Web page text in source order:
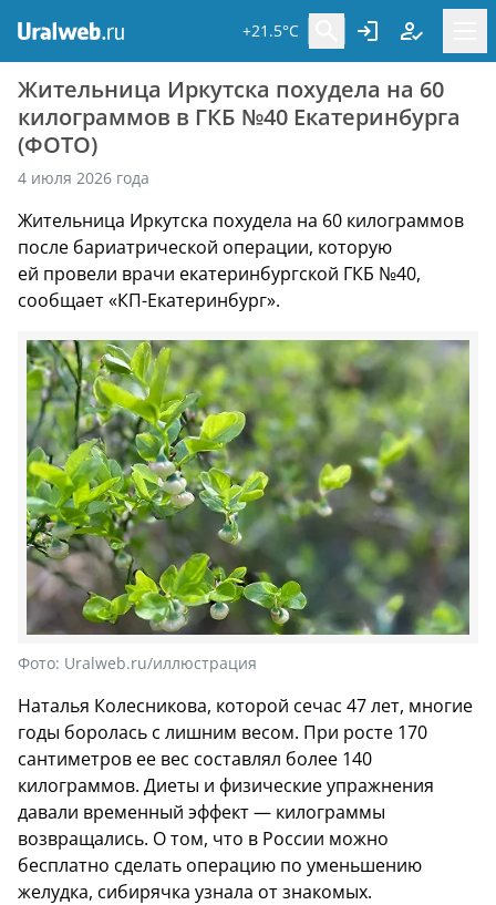
+21.5°C
Жительница Иркутска похудела на 60
килограммов в ГКБ №40 Екатеринбурга
(ФОТО)
4 июля 2026 года
Жительница Иркутска похудела на 60 килограммов
после бариатрической операции, которую
ей провели врачи екатеринбургской ГКБ №40,
сообщает «КП-Екатеринбург».
Фото: Uralweb.ru/иллюстрация
Наталья Колесникова, которой сечас 47 лет, многие
годы боролась с лишним весом. При росте 170
сантиметров ее вес составлял более 140
килограммов. Диеты и физические упражнения
давали временный эффект — килограммы
возвращались. О том, что в России можно
бесплатно сделать операцию по уменьшению
желудка, сибирячка узнала от знакомых.